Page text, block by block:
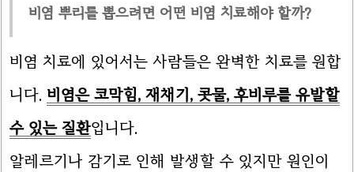
비염 뿌리를 뽑으려면 어떤 비염 치료해야 할까?
비염 치료에 있어서는 사람들은 완벽한 치료를 원합
니다. 비염은 코막힘, 재채기, 콧물, 후비루를 유발할
수 있는 질환입니다.
알레르기나 감기로 인해 발생할 수 있지만 원인이